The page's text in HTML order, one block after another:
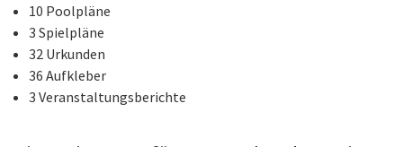
10 Poolpläne
3 Spielpläne
32 Urkunden
36 Aufkleber
3 Veranstaltungsberichte